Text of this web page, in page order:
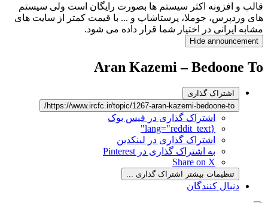
قالب و افزونه اکثر سیستم ها بصورت رایگان است ولی سیستم
های وردپرس، جوملا، پرستاشاپ و ... با قیمت کمتر از سایت های
مشابه ایرانی در اختیار شما قرار داده می شود.
Hide announcement
Aran Kazemi – Bedoone To
اشتراک گذاری
https://www.ircfc.ir/topic/1267-aran-kazemi-bedoone-to/
اشتراک گذاری در فیس بوک
{lang="reddit_text"
اشتراک گذاری در لینکدین
به اشتراک گذاری در Pinterest
Share on X
تنظیمات بیشتر اشتراک گذاری ...
دنبال کنندگان